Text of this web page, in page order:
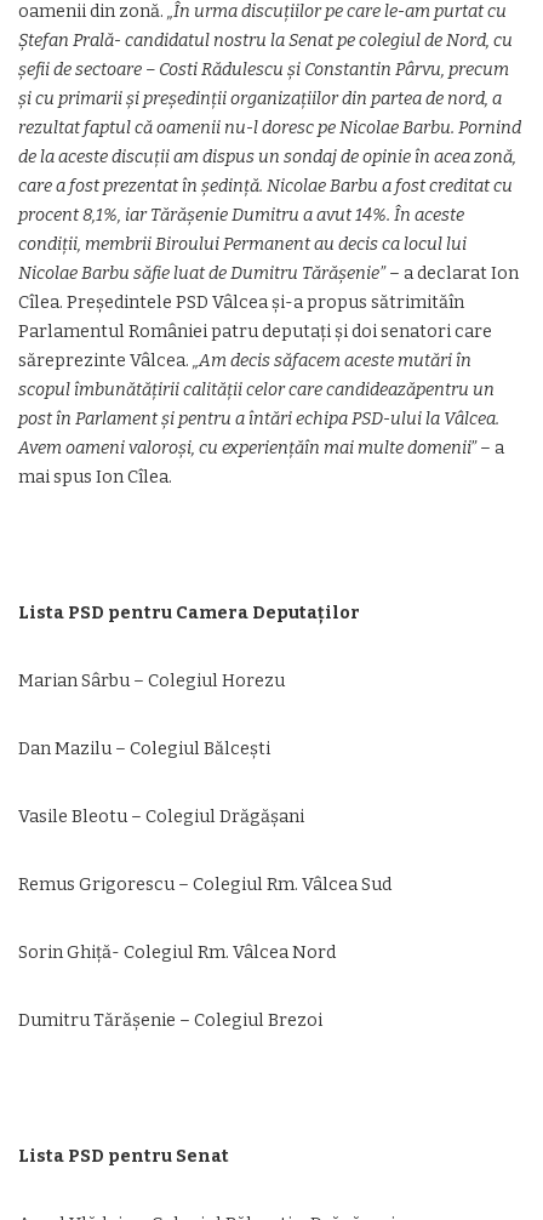
oamenii din zonă. „În urma discuțiilor pe care le-am purtat cu
Ștefan Prală- candidatul nostru la Senat pe colegiul de Nord, cu
șefii de sectoare – Costi Rădulescu și Constantin Pârvu, precum
și cu primarii și președinții organizațiilor din partea de nord, a
rezultat faptul că oamenii nu-l doresc pe Nicolae Barbu. Pornind
de la aceste discuții am dispus un sondaj de opinie în acea zonă,
care a fost prezentat în ședință. Nicolae Barbu a fost creditat cu
procent 8,1%, iar Tărășenie Dumitru a avut 14%. În aceste
condiții, membrii Biroului Permanent au decis ca locul lui
Nicolae Barbu săfie luat de Dumitru Tărășenie”– a declarat Ion
Cîlea. Președintele PSD Vâlcea și-a propus sătrimităîn
Parlamentul României patru deputați și doi senatori care
săreprezinte Vâlcea. „Am decis săfacem aceste mutări în
scopul îmbunătățirii calității celor care candideazăpentru un
post în Parlament și pentru a întări echipa PSD-ului la Vâlcea.
Avem oameni valoroși, cu experiențăîn mai multe domenii”– a
mai spus Ion Cîlea.
Lista PSD pentru Camera Deputaților
Marian Sârbu – Colegiul Horezu
Dan Mazilu – Colegiul Bălcești
Vasile Bleotu – Colegiul Drăgășani
Remus Grigorescu – Colegiul Rm. Vâlcea Sud
Sorin Ghiță- Colegiul Rm. Vâlcea Nord
Dumitru Tărășenie – Colegiul Brezoi
Lista PSD pentru Senat